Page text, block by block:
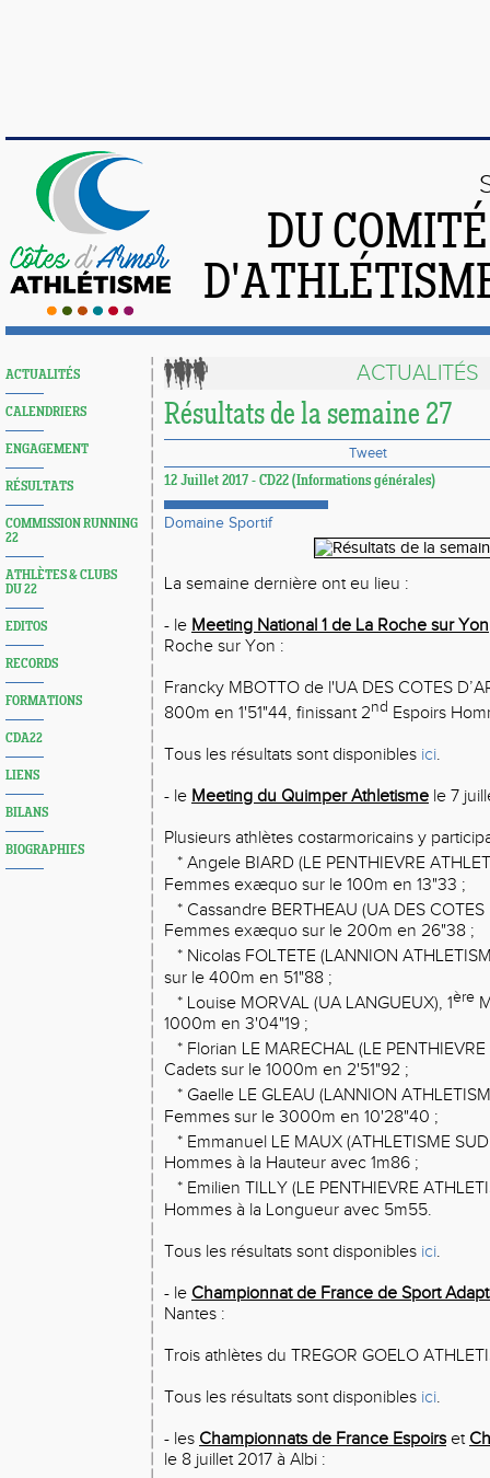
DU
ACTUALITÉS
CALENDRIERS
ENGAGEMENT
RÉSULTATS
COMMISSION RUNNING
22
ATHLÈTES & CLUBS
DU 22
EDITOS
RECORDS
FORMATIONS
CDA22
LIENS
BILANS
BIOGRAPHIES
ACTUALITÉS
Résultats de la semaine 27
Tweet
12 Juillet 2017 - CD22 (Informations générales)
Domaine Sportif
La semaine dernière ont eu lieu :
- le Meeting National 1 de La Roche sur Yon
Roche sur Yon :
Francky MBOTTO de l'UA DES COTES
800m en 1'51"44, finissant 2nd Espoirs
Tous les résultats sont disponibles ici.
- le Meeting du Quimper Athletisme le 7
Plusieurs athlètes costarmoricains y
* Angele BIARD (LE PENTHIEVRE
Femmes exæquo sur le 100m en 13"33 ;
* Cassandre BERTHEAU (UA DES COTES
Femmes exæquo sur le 200m en 26"38 ;
* Nicolas FOLTETE (LANNION
sur le 400m en 51"88 ;
* Louise MORVAL (UA LANGUEUX), 1ère
1000m en 3'04"19 ;
* Florian LE MARECHAL (LE
Cadets sur le 1000m en 2'51"92 ;
* Gaelle LE GLEAU (LANNION
Femmes sur le 3000m en 10'28"40 ;
* Emmanuel LE MAUX (ATHLETISME
Hommes à la Hauteur avec 1m86 ;
* Emilien TILLY (LE PENTHIEVRE
Hommes à la Longueur avec 5m55.
Tous les résultats sont disponibles ici.
- le Championnat de France de Sport
Nantes :
Trois athlètes du TREGOR GOELO
Tous les résultats sont disponibles ici.
- les Championnats de France Espoirset
le 8 juillet 2017 à Albi :